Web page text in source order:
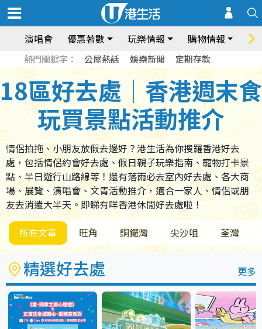
演唱會 優惠著數 玩樂情報 購物情報 飲
熱門關鍵字： 公屋熱話 娛樂新聞 定期存款
18區好去處｜香港週末食
玩買景點活動推介
情侶拍拖、小朋友放假去邊好？港生活為你搜羅香港好去
處，包括情侶約會好去處、假日親子玩樂指南、寵物打卡景
點、半日遊行山路線等！還有落雨必去室內好去處、各大商
場、展覽、演唱會、文青活動推介，適合一家人、情侶或朋
友去消遣大半天。即睇有咩香港休閒好去處啦！
所有文章
旺角 銅鑼灣 尖沙咀 荃灣
精選好去處 更多